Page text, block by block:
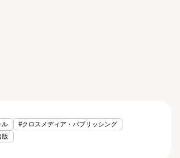
ル
#クロスメディア・パブリッシング
版